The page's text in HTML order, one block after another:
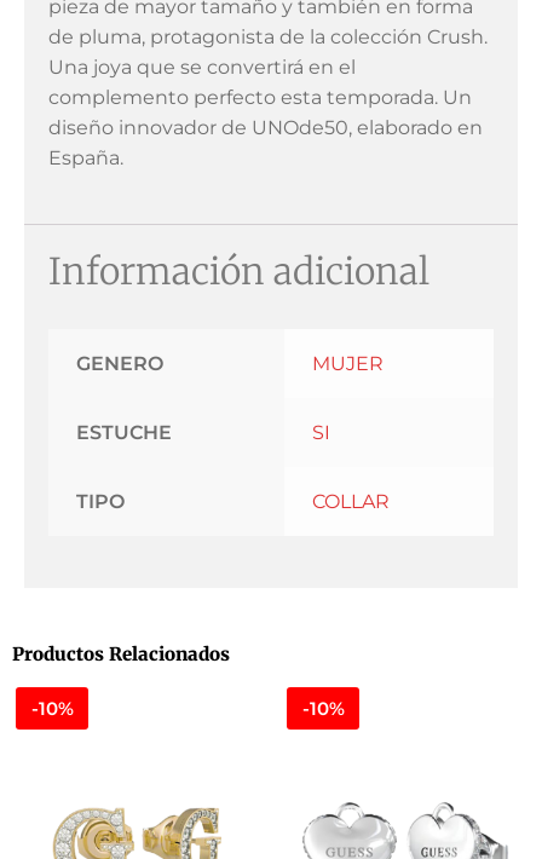
pieza de mayor tamaño y también en forma
de pluma, protagonista de la colección Crush.
Una joya que se convertirá en el
complemento perfecto esta temporada. Un
diseño innovador de UNOde50, elaborado en
España.
Información adicional
GENERO MUJER
ESTUCHE SI
TIPO COLLAR
Productos Relacionados
-10% -10%